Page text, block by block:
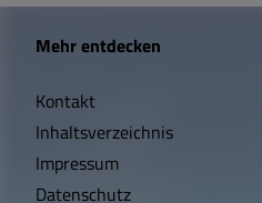
W
c
h
Mehr entdecken
Kontakt
Inhaltsverzeichnis
Impressum
Datenschutz